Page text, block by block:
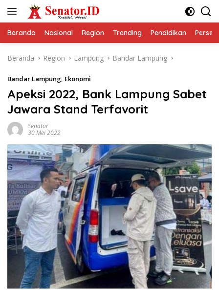
Beranda Nasional Region Trending Pendidikan
Beranda Region Lampung Bandar Lampung
Bandar Lampung, Ekonomi
Apeksi 2022, Bank Lampung Sabet
Jawara Stand Terfavorit
Senator
30 Mei 2022